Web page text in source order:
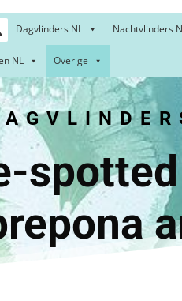
Dagvlinders NL Nachtvlinders
NL Overige